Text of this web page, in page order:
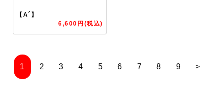
【A´】
6,600円(税込)
1 2 3 4 5 6 7 8 9 >